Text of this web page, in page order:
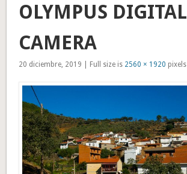
OLYMPUS DIGITAL
CAMERA
20 diciembre, 2019 | Full size is 2560 × 1920 pixels